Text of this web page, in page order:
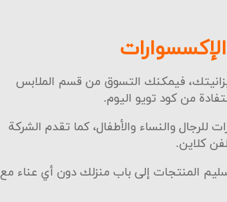
فيمكنك التسوق من قسم الملابس
من كود تويو اليوم.
والنساء والأطفال، كما تقدم الشركة
كلاين.
المنتجات إلى باب منزلك دون أي عناء مع